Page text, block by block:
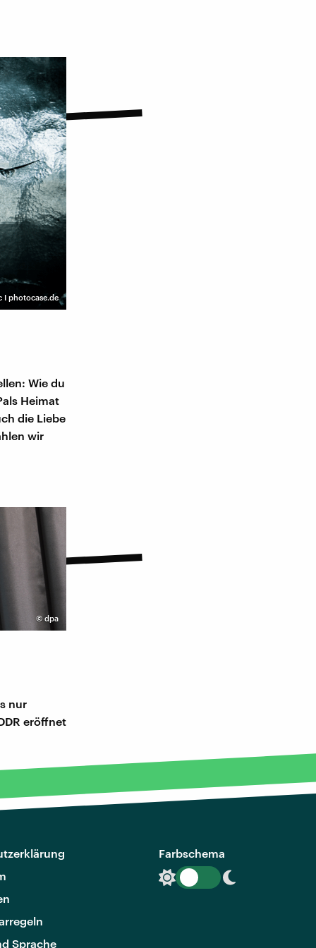
I photocase.de
Wie du
Heimat
die Liebe
wir
© dpa
nur
eröffnet
Sprache
Farbschema